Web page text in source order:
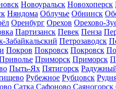
Новоуральск Новохоперск
Няндома Облучье Обнинск
Оренбург Орехов Орехово-
Партизанск Певек Пенза
Забайкальский Петрозаводск
Покров Покровск Покровск
Приморск Приморск
Пыть-Ях Пятигорск
Рубежное Рубцовск
Сатка Сафоново Саяногорск